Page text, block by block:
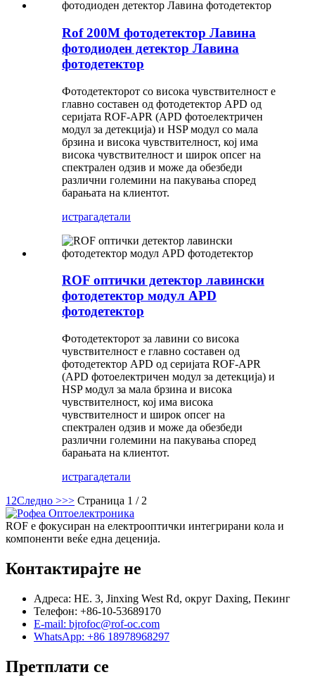
Rof 200M фотодетектор Лавина
фотодиоден детектор Лавина
фотодетектор
Фотодетекторот со висока чувствителност е
главно составен од фотодетектор APD од
серијата ROF-APR (APD фотоелектричен
модул за детекција) и HSP модул со мала
брзина и висока чувствителност, кој има
висока чувствителност и широк опсег на
спектрален одзив и може да обезбеди
различни големини на пакувања според
барањата на клиентот.
истрагадетали
ROF оптички детектор лавински
фотодетектор модул APD
фотодетектор
Фотодетекторот за лавини со висока
чувствителност е главно составен од
фотодетектор APD од серијата ROF-APR
(APD фотоелектричен модул за детекција) и
HSP модул за мала брзина и висока
чувствителност, кој има висока
чувствителност и широк опсег на
спектрален одзив и може да обезбеди
различни големини на пакувања според
барањата на клиентот.
истрагадетали
1 2Следно >>> Страница 1 / 2
ROF е фокусиран на електрооптички интегрирани кола и
компоненти веќе една деценија.
Контактирајте не
Адреса: НЕ. 3, Jinxing West Rd, округ Daxing, Пекинг
Телефон: +86-10-53689170
E-mail: bjrofoc@rof-oc.com
WhatsApp: +86 18978968297
Претплати се